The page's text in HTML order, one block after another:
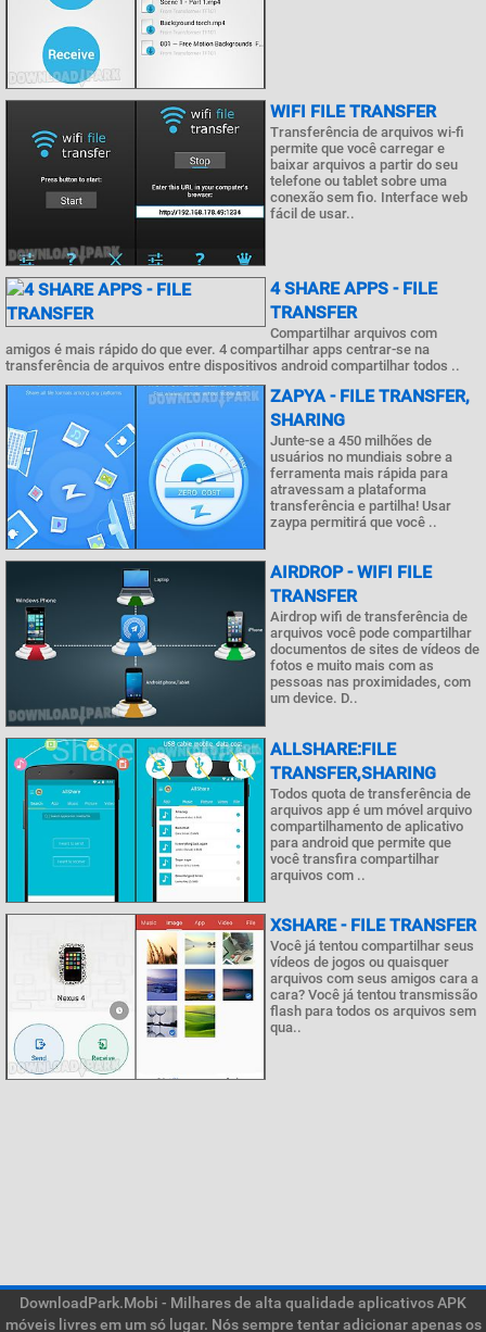
WIFI FILE TRANSFER
Transferência de arquivos wi-fi
permite que você carregar e
baixar arquivos a partir do seu
telefone ou tablet sobre uma
conexão sem fio. Interface web
fácil de usar..
4 SHARE APPS - FILE
TRANSFER
Compartilhar arquivos com
amigos é mais rápido do que ever. 4 compartilhar apps centrar-se na
transferência de arquivos entre dispositivos android compartilhar todos ..
ZAPYA - FILE TRANSFER,
SHARING
Junte-se a 450 milhões de
usuários no mundiais sobre a
ferramenta mais rápida para
atravessam a plataforma
transferência e partilha! Usar
zaypa permitirá que você ..
AIRDROP - WIFI FILE
TRANSFER
Airdrop wifi de transferência de
arquivos você pode compartilhar
documentos de sites de vídeos de
fotos e muito mais com as
pessoas nas proximidades, com
um device. D..
ALLSHARE:FILE
TRANSFER,SHARING
Todos quota de transferência de
arquivos app é um móvel arquivo
compartilhamento de aplicativo
para android que permite que
você transfira compartilhar
arquivos com ..
XSHARE - FILE TRANSFER
Você já tentou compartilhar seus
vídeos de jogos ou quaisquer
arquivos com seus amigos cara a
cara? Você já tentou transmissão
flash para todos os arquivos sem
qua..
DownloadPark.Mobi - Milhares de alta qualidade aplicativos APK
móveis livres em um só lugar. Nós sempre tentar adicionar apenas os